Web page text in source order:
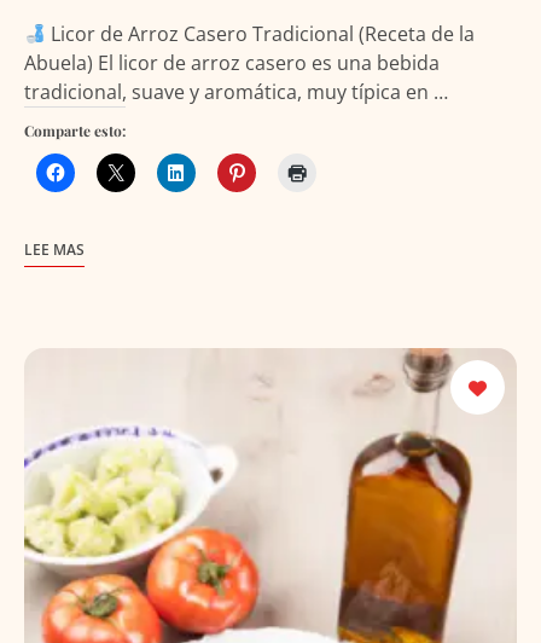
Licor de Arroz Casero Tradicional (Receta de la
Abuela) El licor de arroz casero es una bebida
tradicional, suave y aromática, muy típica en …
Comparte esto:
LEE MAS